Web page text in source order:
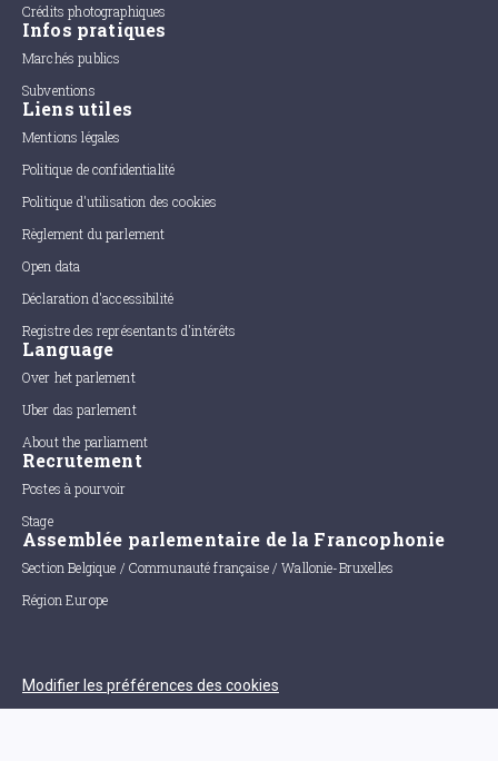
Crédits photographiques
Infos pratiques
Marchés publics
Subventions
Liens utiles
Mentions légales
Politique de confidentialité
Politique d'utilisation des cookies
Règlement du parlement
Open data
Déclaration d'accessibilité
Registre des représentants d'intérêts
Language
Over het parlement
Uber das parlement
About the parliament
Recrutement
Postes à pourvoir
Stage
Assemblée parlementaire de la Francophonie
Section Belgique / Communauté française / Wallonie-Bruxelles
Région Europe
Modifier les préférences des cookies